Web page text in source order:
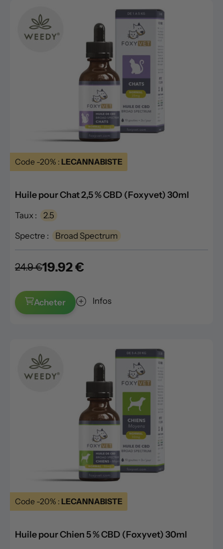
Code -20% : LECANNABISTE
Huile pour Chat 2,5 % CBD (Foxyvet) 30ml
Taux : 2.5
Spectre : Broad Spectrum
24.9 €19.92 €
Acheter Infos
Code -20% : LECANNABISTE
Huile pour Chien 5 % CBD (Foxyvet) 30ml